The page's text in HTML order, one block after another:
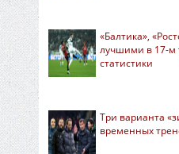
«Балтика»,
лучшими в 17-м
статистики
Три варианта
временных